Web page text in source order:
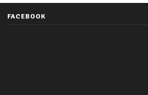
FACEBOOK